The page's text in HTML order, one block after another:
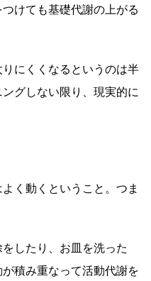
けても基礎代謝の上がる
にくくなるというのは半
グしない限り、現実的に
く動くということ。つま
したり、お皿を洗った
積み重なって活動代謝を